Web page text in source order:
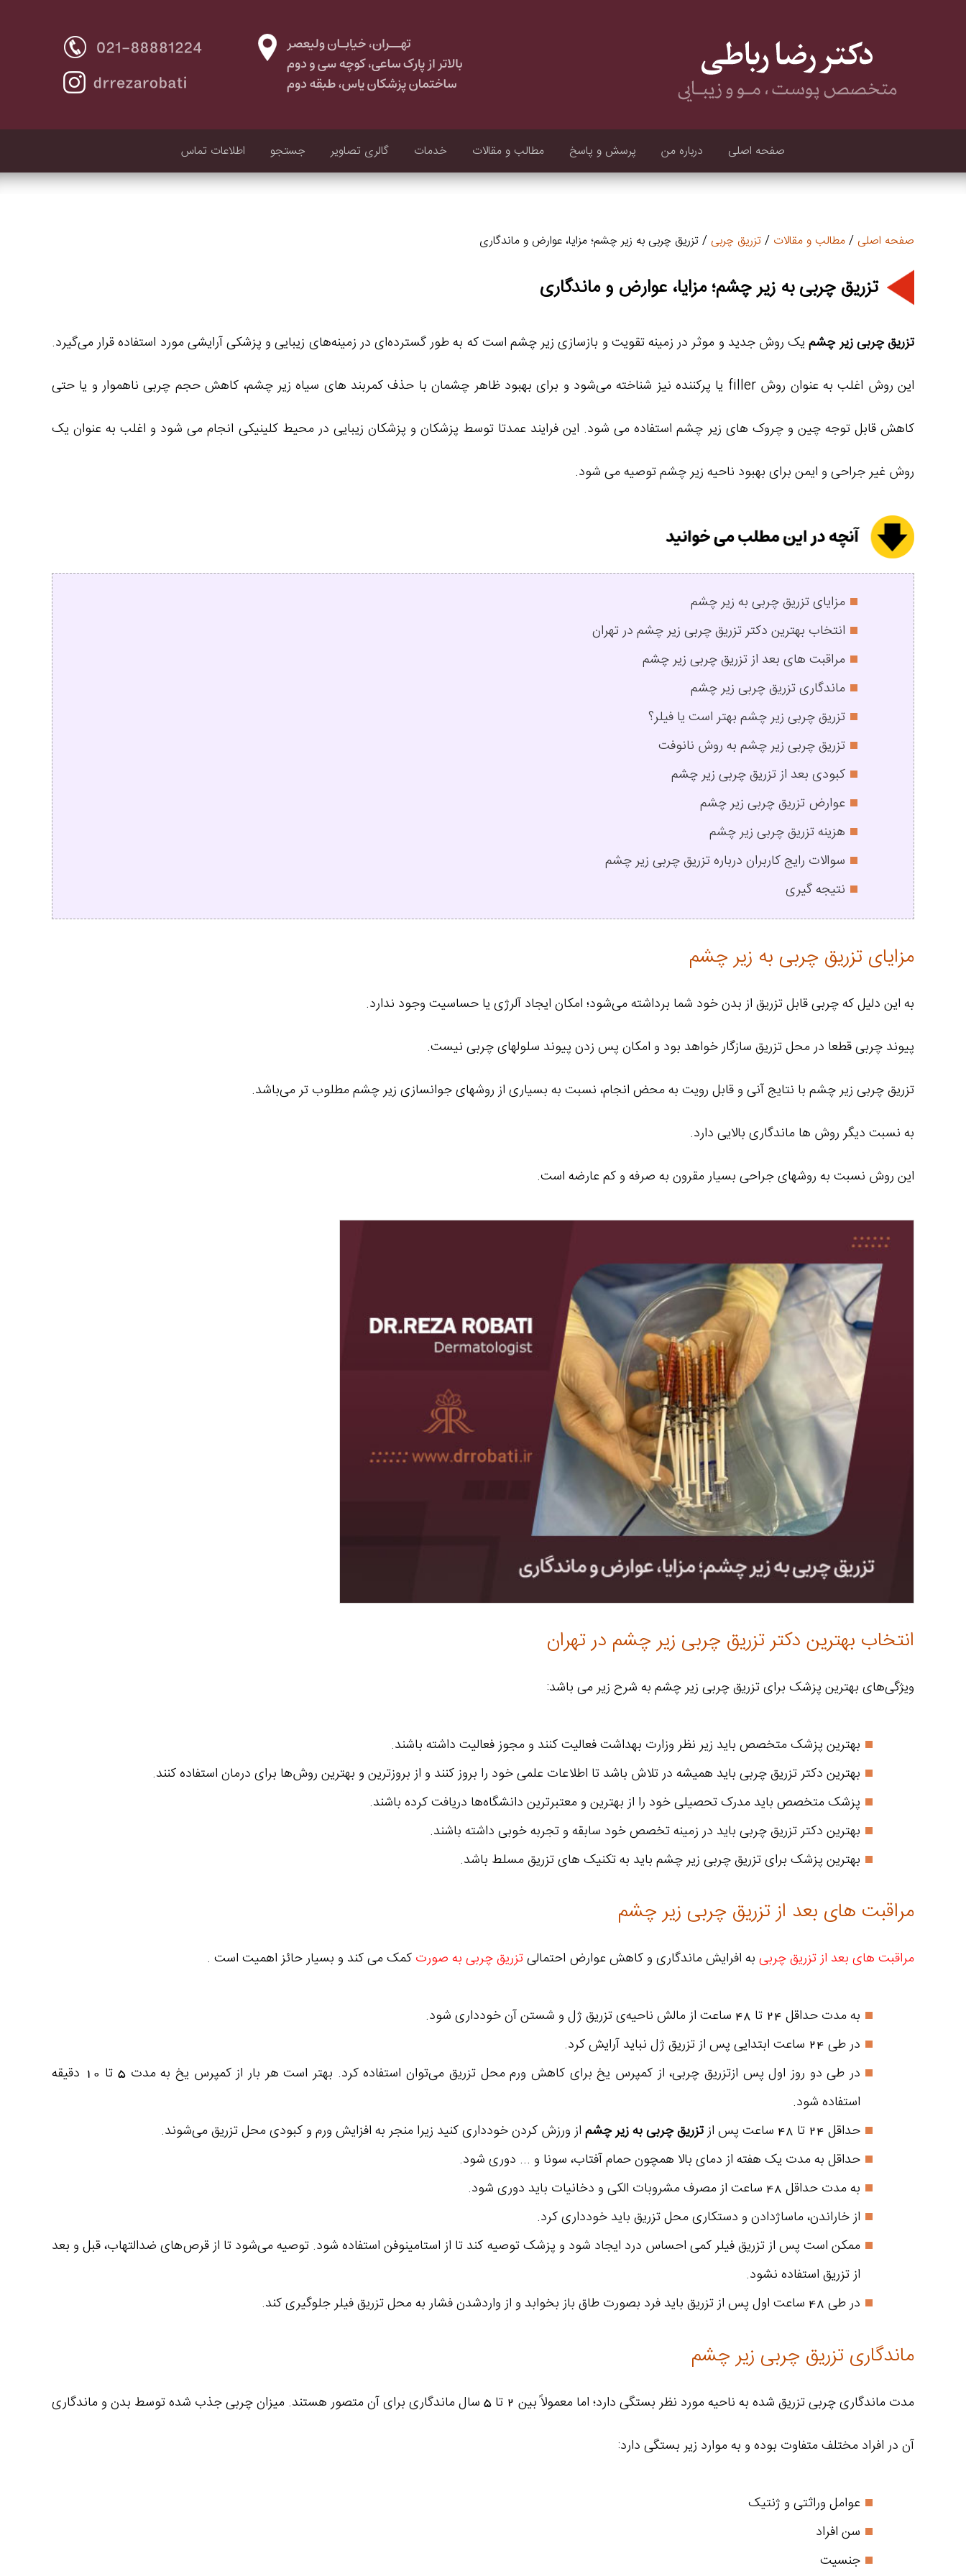
صفحه اصلی درباره من پرسش و پاسخ مطالب و مقالات خدمات گالری تصاویر جستجو اطلاعات تماس
صفحه اصلی / مطالب و مقالات / تزریق چربی / تزریق چربی به زیر چشم؛ مزایا، عوارض و ماندگاری
تزریق چربی به زیر چشم؛ مزایا، عوارض و ماندگاری
تزریق چربی زیر چشمیک روش جدید و موثر در زمینه تقویت و بازسازی زیر چشم است که به طور گسترده‌ای در زمینه‌های زیبایی و پزشکی آرایشی مورد استفاده قرار می‌گیرد.
این روش اغلب به عنوان روش filler یا پرکننده نیز شناخته می‌شود و برای بهبود ظاهر چشمان با حذف کمربند های سیاه زیر چشم، کاهش حجم چربی ناهموار و یا حتی
کاهش قابل توجه چین و چروک های زیر چشم استفاده می شود. این فرایند عمدتا توسط پزشکان و پزشکان زیبایی در محیط کلینیکی انجام می شود و اغلب به عنوان یک
روش غیر جراحی و ایمن برای بهبود ناحیه زیر چشم توصیه می شود.
مزایای تزریق چربی به زیر چشم
انتخاب بهترین دکتر تزریق چربی زیر چشم در تهران
مراقبت های بعد از تزریق چربی زیر چشم
ماندگاری تزریق چربی زیر چشم
تزریق چربی زیر چشم بهتر است یا فیلر؟
تزریق چربی زیر چشم به روش نانوفت
کبودی بعد از تزریق چربی زیر چشم
عوارض تزریق چربی زیر چشم
هزینه تزریق چربی زیر چشم
سوالات رایج کاربران درباره تزریق چربی زیر چشم
نتیجه گیری
مزایای تزریق چربی به زیر چشم
به این دلیل که چربی قابل تزریق از بدن خود شما برداشته می‌شود؛ امکان ایجاد آلرژی یا حساسیت وجود ندارد.
پیوند چربی قطعا در محل تزریق سازگار خواهد بود و امکان پس زدن پیوند سلولهای چربی نیست.
تزریق چربی زیر چشم با نتایج آنی و قابل رویت به محض انجام، نسبت به بسیاری از روشهای جوانسازی زیر چشم مطلوب تر می‌باشد.
به نسبت دیگر روش ها ماندگاری بالایی دارد.
این روش نسبت به روشهای جراحی بسیار مقرون به صرفه و کم عارضه است.
انتخاب بهترین دکتر تزریق چربی زیر چشم در تهران
ویژگی‌های بهترین پزشک برای تزریق چربی زیر چشم به شرح زیر می باشد:
بهترین پزشک متخصص باید زیر نظر وزارت بهداشت فعالیت کنند و مجوز فعالیت داشته باشند.
بهترین دکتر تزریق چربی باید همیشه در تلاش باشد تا اطلاعات علمی ‌خود را بروز کنند و از بروزترین و بهترین روش‌ها برای درمان استفاده کنند.
پزشک متخصص باید مدرک تحصیلی خود را از بهترین و معتبرترین دانشگاه‌ها دریافت کرده باشند.
بهترین دکتر تزریق چربی باید در زمینه تخصص خود سابقه و تجربه خوبی داشته باشند.
بهترین پزشک برای تزریق چربی زیر چشم باید به تکنیک های تزریق مسلط باشد.
مراقبت های بعد از تزریق چربی زیر چشم
مراقبت های بعد از تزریق چربی به افرایش ماندگاری و کاهش عوارض احتمالیتزریق چربی به صورت کمک می کند و بسیار حائز اهمیت است .
به مدت حداقل 24 تا 48 ساعت از مالش ناحیه‌ی تزریق ژل و شستن آن خودداری شود.
در طی 24 ساعت ابتدایی پس از تزریق ژل نباید آرایش کرد.
در طی دو روز اول پس ازتزریق چربی، از کمپرس یخ برای کاهش ورم محل تزریق می‌توان استفاده کرد. بهتر است هر بار از کمپرس یخ به مدت 5 تا 10 دقیقه
استفاده شود.
حداقل 24 تا 48 ساعت پس از
تزریق چربی به زیر چشم از ورزش کردن خودداری کنید زیرا منجر به افزایش ورم و کبودی محل تزریق می‌شوند.
حداقل به مدت یک هفته از دمای بالا همچون حمام آفتاب، سونا و ... دوری شود.
به مدت حداقل 48 ساعت از مصرف مشروبات الکی و دخانیات باید دوری شود.
از خاراندن، ماساژدادن و دستکاری محل تزریق باید خودداری کرد.
ممکن است پس از تزریق فیلر کمی احساس درد ایجاد شود و پزشک توصیه کند تا از استامینوفن استفاده شود. توصیه می‌شود تا از قرص‌های ضدالتهاب، قبل و بعد
از تزریق استفاده نشود.
در طی 48 ساعت اول پس از تزریق باید فرد بصورت طاق باز بخوابد و از واردشدن فشار به محل تزریق فیلر جلوگیری کند.
ماندگاری تزریق چربی زیر چشم
مدت ماندگاری چربی تزریق شده به ناحیه مورد نظر بستگی دارد؛ اما معمولاً بین 2 تا 5 سال ماندگاری برای آن متصور هستند. میزان چربی جذب شده توسط بدن و ماندگاری
آن در افراد مختلف متفاوت بوده و به موارد زیر بستگی دارد:
عوامل وراثتی و ژنتیک
سن افراد
جنسیت